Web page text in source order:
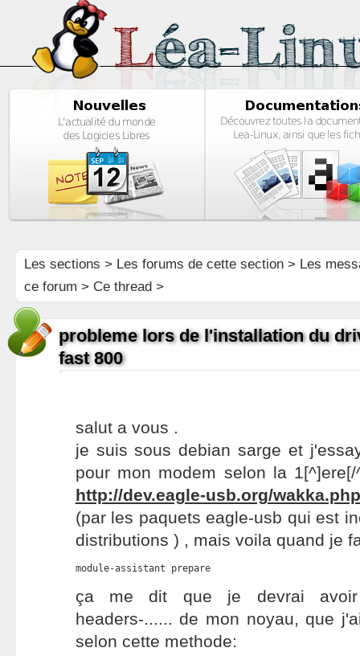
Les sections > Les forums de cette section> Les
ce forum > Ce thread >
probleme lors de l'installation du
fast 800
salut a vous .
je suis sous debian sarge et
pour mon modem selon la
http://dev.eagle-usb.org/
(par les paquets eagle-usb qui est
distributions ) , mais voila quand je
module-assistant prepare
ça me dit que je devrai
headers-...... de mon noyau, que
selon cette methode: